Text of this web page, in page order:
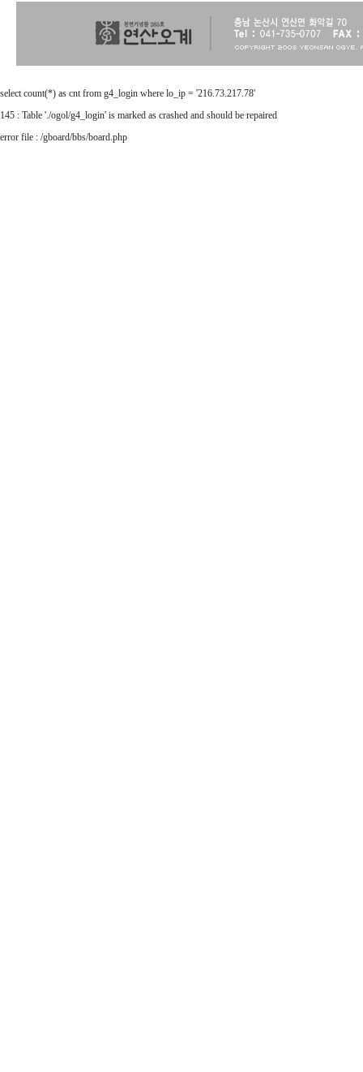
select count(*) as cnt from g4_login where lo_ip = '216.73.217.78'
145 : Table './ogol/g4_login' is marked as crashed and should be repaired
error file : /gboard/bbs/board.php